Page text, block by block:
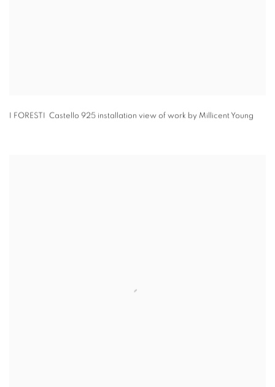
I FORESTI Castello 925 installation view of work by Millicent Young